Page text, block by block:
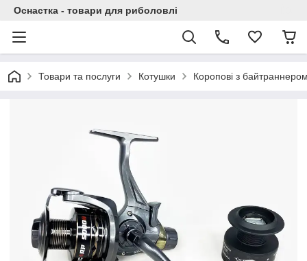
Оснастка - товари для риболовлі
Товари та послуги Котушки Коропові з